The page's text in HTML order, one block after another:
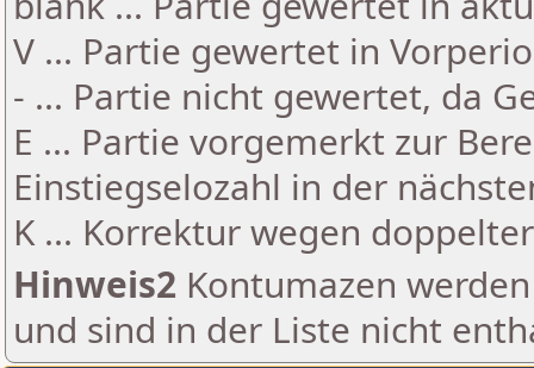
V ... Partie gewertet in
- ... Partie nicht gewertet, da
E ... Partie vorgemerkt zur
Einstiegselozahl in der
K ... Korrektur wegen
Hinweis2 Kontumazen
und sind in der Liste nicht